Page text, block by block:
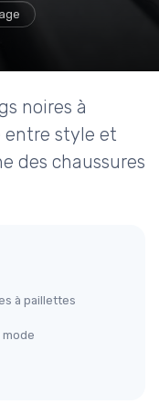
noires à
entre style et
des chaussures
à paillettes